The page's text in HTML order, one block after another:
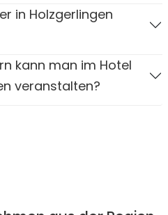
in Holzgerlingen
kann man im Hotel
veranstalten?